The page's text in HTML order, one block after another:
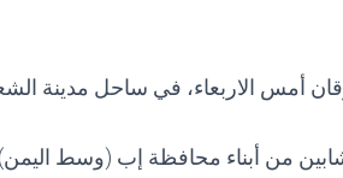
أمس الاربعاء، في ساحل مدينة
من أبناء محافظة إب (وسط